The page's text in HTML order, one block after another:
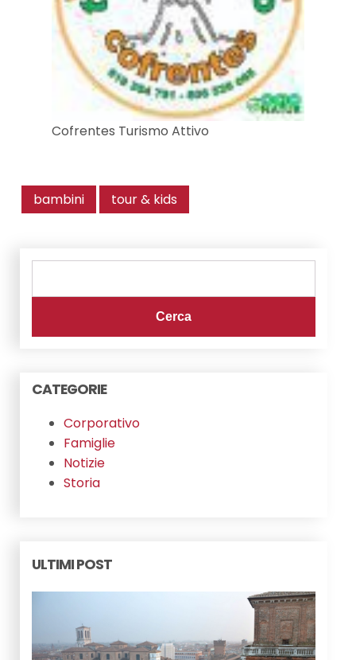
Cofrentes Turismo Attivo
bambini tour & kids
CATEGORIE
Corporativo
Famiglie
Notizie
Storia
ULTIMI POST